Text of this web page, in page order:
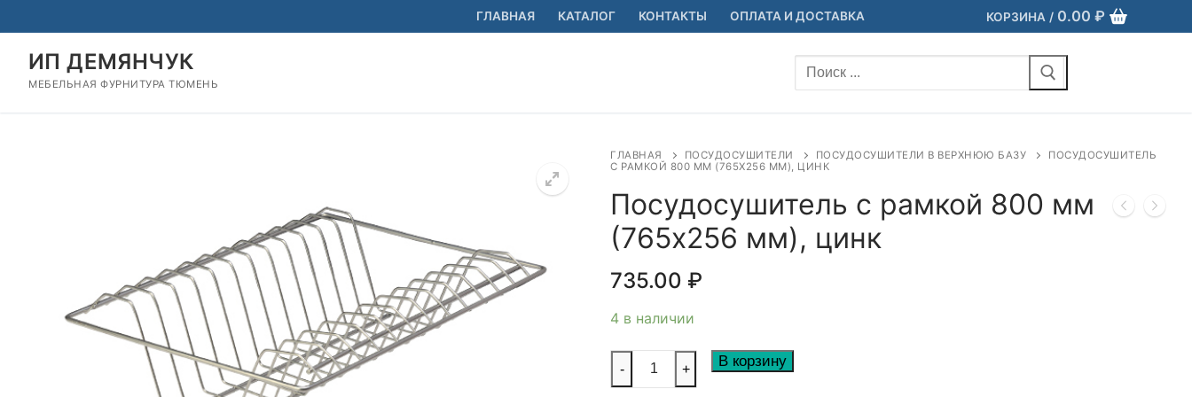
к
содержимому
ГЛАВНАЯ КАТАЛОГ КОНТАКТЫ ОПЛАТА И ДОСТАВКА КОРЗИНА / 0.00 ₽
ИП ДЕМЯНЧУК
МЕБЕЛЬНАЯ ФУРНИТУРА ТЮМЕНЬ
Найти:
ГЛАВНАЯ ПОСУДОСУШИТЕЛИ ПОСУДОСУШИТЕЛИ В ВЕРХНЮЮ БАЗУ
ПОСУДОСУШИТЕЛЬ
С РАМКОЙ 800 ММ (765Х256 ММ), ЦИНК
Посудосушитель с рамкой 800 мм
(765х256 мм), цинк
735.00 ₽
4 в наличии
Количество
товара
- + В корзину